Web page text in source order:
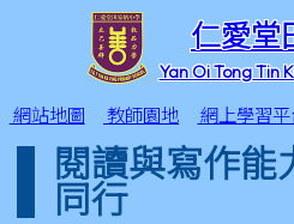
仁愛堂
Yan Oi Tong Tin
網站地圖 教師園地 網上學習平
閱讀與寫作能
同行